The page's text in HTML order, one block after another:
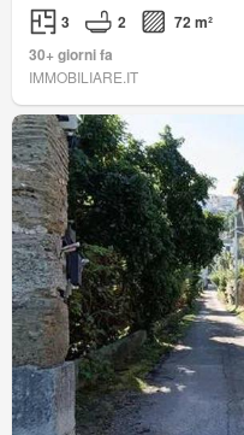
3 2
72 m²
30+ giorni fa
IMMOBILIARE.IT